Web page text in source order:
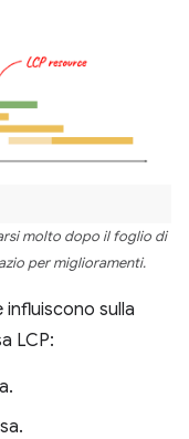
molto dopo il foglio di
per miglioramenti.
sulla
LCP: